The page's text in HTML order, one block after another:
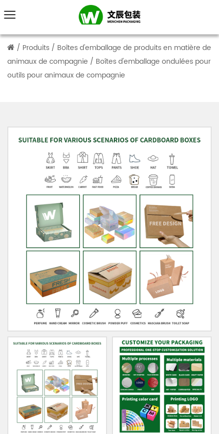
/ Produits / Boîtes d'emballage de produits en matière de
animaux de compagnie / Boîtes d'emballage ondulées pour
outils pour animaux de compagnie